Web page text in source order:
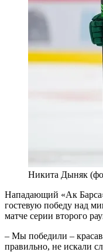
Никита Дыняк
Нападающий «Ак
гостевую победу над
матче серии второго
– Мы победили –
правильно, не искали